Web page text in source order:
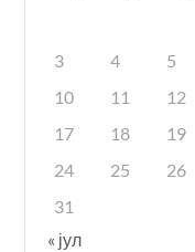
3
4 5
10
11 12
17
18 19
24
25 26
31
« јул